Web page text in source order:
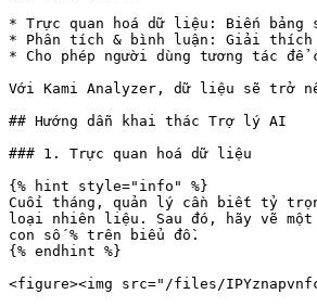
* Trực quan hoá dữ liệu: Biến bảng
* Phân tích & bình luận: Giải thích
* Cho phép người dùng tương tác để
Với Kami Analyzer, dữ liệu sẽ trở
## Hướng dẫn khai thác Trợ lý AI
### 1. Trực quan hoá dữ liệu
{% hint style="info" %}
Cuối tháng, quản lý cần biết tỷ
loại nhiên liệu. Sau đó, hãy vẽ một
con số % trên biểu đồ.
{% endhint %}
<figure><img src="/files/